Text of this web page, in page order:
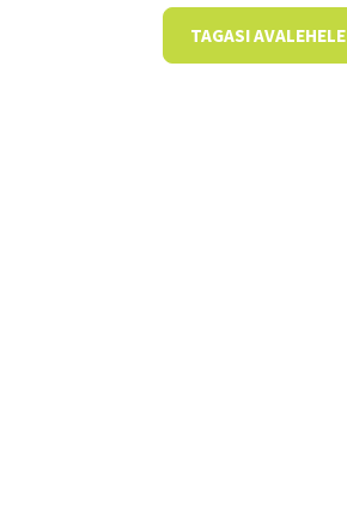
TAGASI AVALEHELE